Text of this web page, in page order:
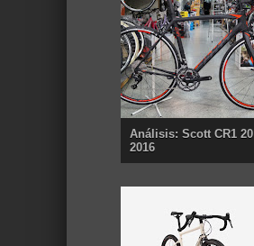
Análisis: Scott CR1 20
2016